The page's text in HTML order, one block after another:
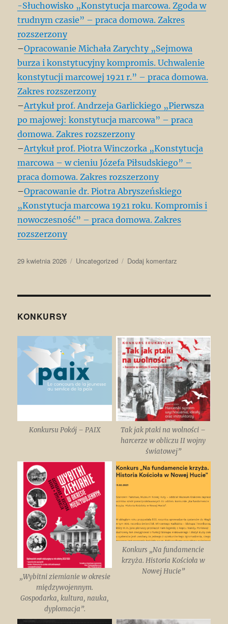
-Słuchowisko „Konstytucja marcowa. Zgoda w
trudnym czasie” – praca domowa. Zakres
rozszerzony
–Opracowanie Michała Zarychty „Sejmowa
burza i konstytucyjny kompromis. Uchwalenie
konstytucji marcowej 1921 r.” – praca domowa.
Zakres rozszerzony
–Artykuł prof. Andrzeja Garlickiego „Pierwsza
po majowej: konstytucja marcowa” – praca
domowa. Zakres rozszerzony
–Artykuł prof. Piotra Winczorka „Konstytucja
marcowa – w cieniu Józefa Piłsudskiego” –
praca domowa. Zakres rozszerzony
–Opracowanie dr. Piotra Abryszeńskiego
„Konstytucja marcowa 1921 roku. Kompromis i
nowoczesność” – praca domowa. Zakres
rozszerzony
Data
29 kwietnia 2026 Kategorie
Uncategorized Dodaj komentarz
ustroju
KONKURSY
Konkursu Pokój – PAIX
Tak jak ptaki na wolności –
harcerze w obliczu II wojny
światowej”
„Wybitni ziemianie w okresie
międzywojennym.
Gospodarka, kultura, nauka,
dyplomacja”.
Konkurs „Na fundamencie
krzyża. Historia Kościoła w
Nowej Hucie”